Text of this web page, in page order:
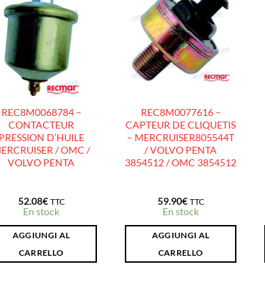
AJOUTER
À LA
LISTE
D’ENVIES
REC8M0068784 –
CONTACTEUR
D’HUILE
/ OMC /
VOLVO PENTA
52.08€ TTC
En stock
AGGIUNGI AL
CARRELLO
AJOUTER
À LA
LISTE
D’ENVIES
REC8M0077616 –
CAPTEUR DE CLIQUETIS
– MERCRUISER805544T
/ VOLVO PENTA
3854512 / OMC 3854512
59.90€ TTC
En stock
AGGIUNGI AL
CARRELLO